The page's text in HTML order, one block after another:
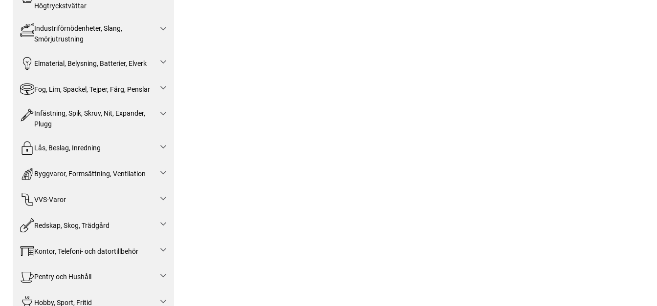
Högtryckstvättar
Industriförnödenheter, Slang,
Smörjutrustning
Elmaterial, Belysning, Batterier, Elverk
Fog, Lim, Spackel, Tejper, Färg, Penslar
Infästning, Spik, Skruv, Nit, Expander,
Plugg
Lås, Beslag, Inredning
Byggvaror, Formsättning, Ventilation
VVS-Varor
Redskap, Skog, Trädgård
Kontor, Telefoni- och datortillbehör
Pentry och Hushåll
Hobby, Sport, Fritid